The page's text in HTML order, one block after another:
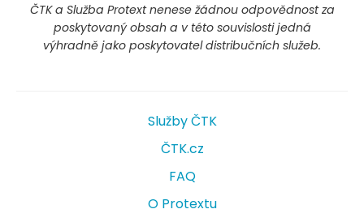
ČTK a Služba Protext nenese žádnou odpovědnost za
poskytovaný obsah a v této souvislosti jedná
výhradně jako poskytovatel distribučních služeb.
Služby ČTK
ČTK.cz
FAQ
O Protextu